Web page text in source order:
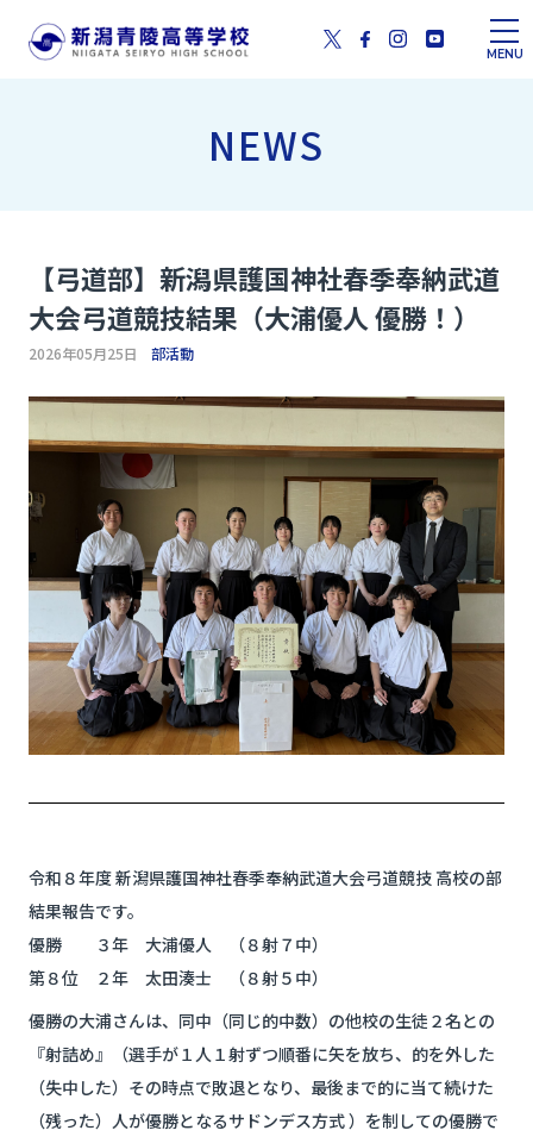
MENU
NEWS
【弓道部】新潟県護国神社春季奉納武道
大会弓道競技結果（大浦優人 優勝！）
2026年05月25日 部活動
令和８年度 新潟県護国神社春季奉納武道大会弓道競技 高校の部
結果報告です。
優勝 ３年 大浦優人 （８射７中）
第８位 ２年 太田湊士 （８射５中）
優勝の大浦さんは、同中（同じ的中数）の他校の生徒２名との
『射詰め』（選手が１人１射ずつ順番に矢を放ち、的を外した
（失中した）その時点で敗退となり、最後まで的に当て続けた
（残った）人が優勝となるサドンデス方式 ）を制しての優勝で